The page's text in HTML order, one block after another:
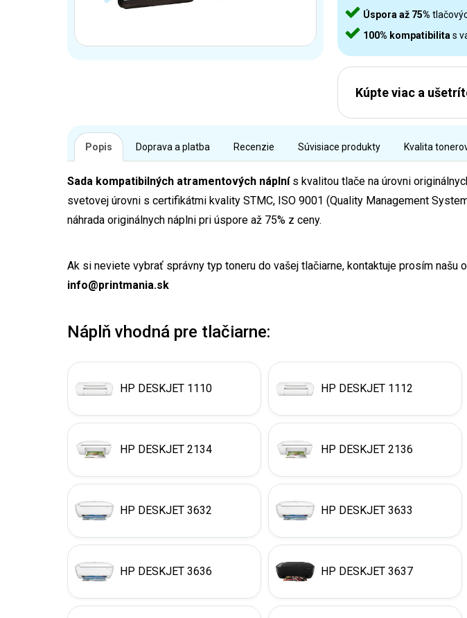
Úspora až 75%
100% kompatibilita s
Kúpte viac a
Popis Doprava a platba Recenzie Súvisiace produkty Kvalita
Sada kompatibilných atramentových náplnís kvalitou tlače na úrovni
svetovej úrovni s certifikátmi kvality STMC, ISO 9001 (Quality Management
náhrada originálnych náplni pri úspore až 75% z ceny.
Ak si neviete vybrať správny typ toneru do vašej tlačiarne, kontaktuje prosím našu
info@printmania.sk
Náplň vhodná pre tlačiarne:
HP DESKJET 1110 HP DESKJET 1112
HP DESKJET 2134 HP DESKJET 2136
HP DESKJET 3632 HP DESKJET 3633
HP DESKJET 3636 HP DESKJET 3637